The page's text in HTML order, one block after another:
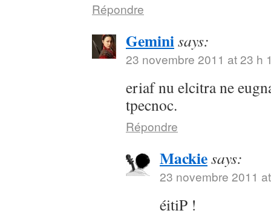
Répondre
Geminisays:
23 novembre 2011 at 23 h
eriaf nu elcitra ne
tpecnoc.
Répondre
Mackiesays:
23 novembre 2011
éitiP !